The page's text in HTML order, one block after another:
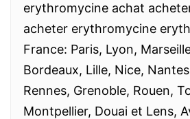
erythromycine achat
acheter erythromycine
France: Paris, Lyon,
Bordeaux, Lille, Nice,
Rennes, Grenoble, Rouen,
Montpellier, Douai et Lens,